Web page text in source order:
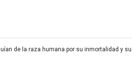
de la raza humana por su inmortalidad y